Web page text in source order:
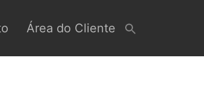
Área do Cliente